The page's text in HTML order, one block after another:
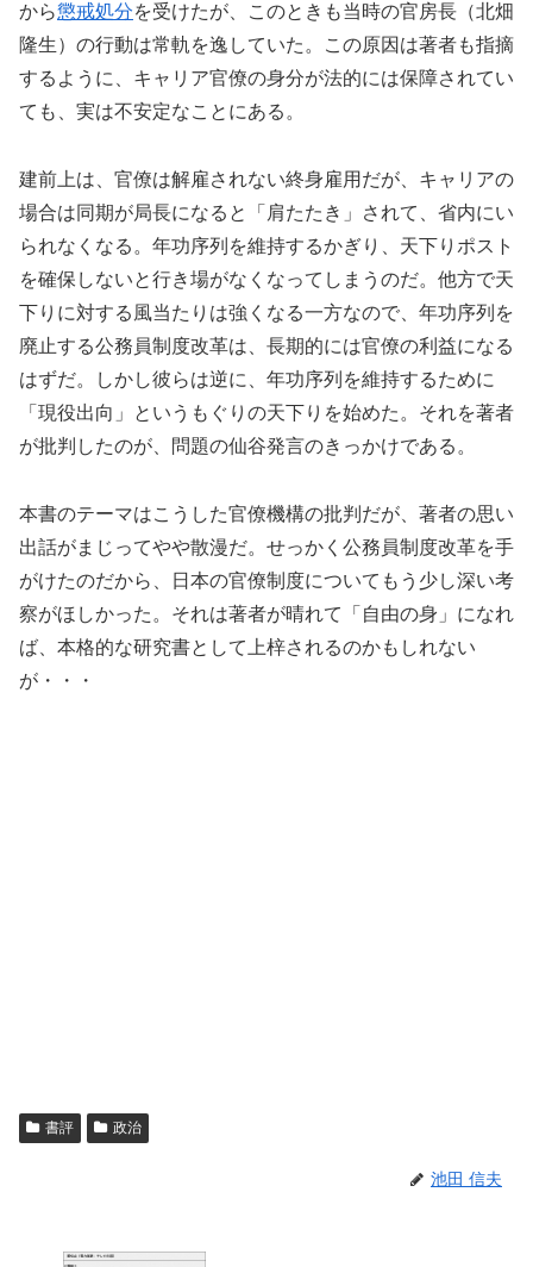
から懲戒処分を受けたが、このときも当時の官房長（北畑
隆生）の行動は常軌を逸していた。この原因は著者も指摘
するように、キャリア官僚の身分が法的には保障されてい
ても、実は不安定なことにある。
建前上は、官僚は解雇されない終身雇用だが、キャリアの
場合は同期が局長になると「肩たたき」されて、省内にい
られなくなる。年功序列を維持するかぎり、天下りポスト
を確保しないと行き場がなくなってしまうのだ。他方で天
下りに対する風当たりは強くなる一方なので、年功序列を
廃止する公務員制度改革は、長期的には官僚の利益になる
はずだ。しかし彼らは逆に、年功序列を維持するために
「現役出向」というもぐりの天下りを始めた。それを著者
が批判したのが、問題の仙谷発言のきっかけである。
本書のテーマはこうした官僚機構の批判だが、著者の思い
出話がまじってやや散漫だ。せっかく公務員制度改革を手
がけたのだから、日本の官僚制度についてもう少し深い考
察がほしかった。それは著者が晴れて「自由の身」になれ
ば、本格的な研究書として上梓されるのかもしれない
が・・・
書評 政治
池田 信夫